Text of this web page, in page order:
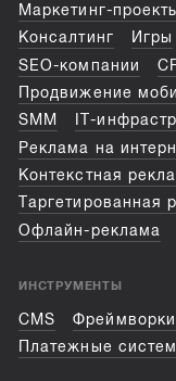
Маркетинг-
Консалтинг
Игры
SEO-компании
Продвижение
SMM
IT-
Реклама на
Контекстная
Таргетированная
Офлайн-реклама
ИНСТРУМЕНТЫ
CMS Фреймворки
Платежные